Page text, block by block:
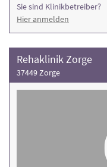
Sie sind Klinikbetreiber?
Hier anmelden
Rehaklinik Zorge
37449 Zorge